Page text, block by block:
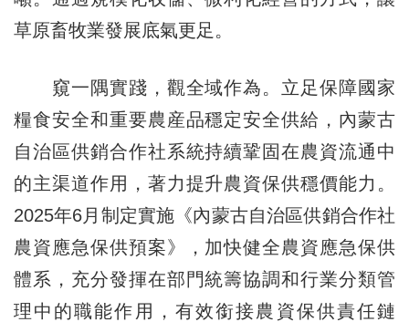
草原畜牧業發展底氣更足。
窺一隅實踐，觀全域作為。立足保障國家
糧食安全和重要農産品穩定安全供給，內蒙古
自治區供銷合作社系統持續鞏固在農資流通中
的主渠道作用，著力提升農資保供穩價能力。
2025年6月制定實施《內蒙古自治區供銷合作社
農資應急保供預案》，加快健全農資應急保供
體系，充分發揮在部門統籌協調和行業分類管
理中的職能作用，有效銜接農資保供責任鏈